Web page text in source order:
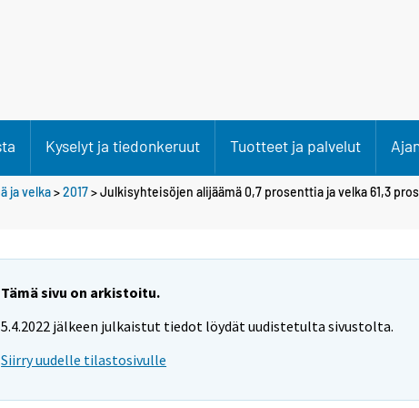
Kyselyt ja tiedonkeruut Tuotteet ja palvelut
ja velka>2017> Julkisyhteisöjen alijäämä 0,7 prosenttia ja velka 61,3
Tämä sivu on arkistoitu.
5.4.2022 jälkeen julkaistut tiedot löydät uudistetulta sivustolta.
Siirry uudelle tilastosivulle